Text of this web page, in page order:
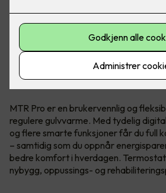
Hva er MTR Pro?
MTR Pro er en brukervennlig og
regulere gulvvarme. Med tydelig
og flere smarte funksjoner får du full
– samtidig som du oppnår
bedre komfort i hverdagen.
nybygg, oppussings- og